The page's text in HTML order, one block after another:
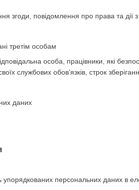
згоди, повідомлення про права та
третім особам
особа, працівники, які
службових обов’язків, строк
даних
упорядкованих персональних даних в